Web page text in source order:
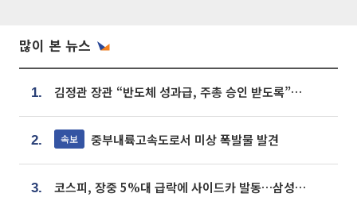
많이 본 뉴스
1. 김정관 장관 “반도체 성과급, 주총 승인 받도록”…상법·자본시장법 개정 시사
2. 속보 중부내륙고속도로서 미상 폭발물 발견
3. 코스피, 장중 5%대 급락에 사이드카 발동…삼성·SK 동반 폭락